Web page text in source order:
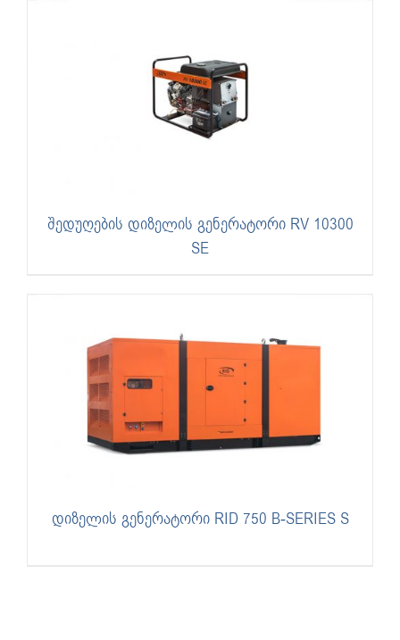
შედუღების დიზელის გენერატორი RV 10300
SE
დიზელის გენერატორი RID 750 B-SERIES S